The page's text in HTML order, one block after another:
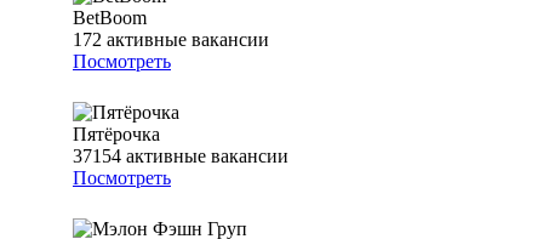
BetBoom
172 активные вакансии
Посмотреть
Пятёрочка
37154 активные вакансии
Посмотреть